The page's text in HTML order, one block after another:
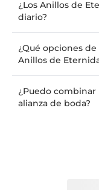
¿Los Anillos de
diario?
¿Qué opciones
Anillos de
¿Puedo
alianza de boda?